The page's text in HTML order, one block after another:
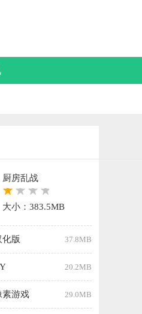
厨房乱战
大小：383.5MB
版 37.8MB
20.2MB
素游戏 29.0MB